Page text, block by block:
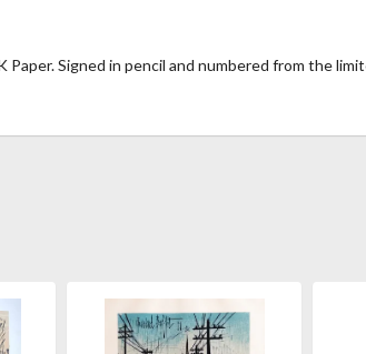
Paper. Signed in pencil and numbered from the